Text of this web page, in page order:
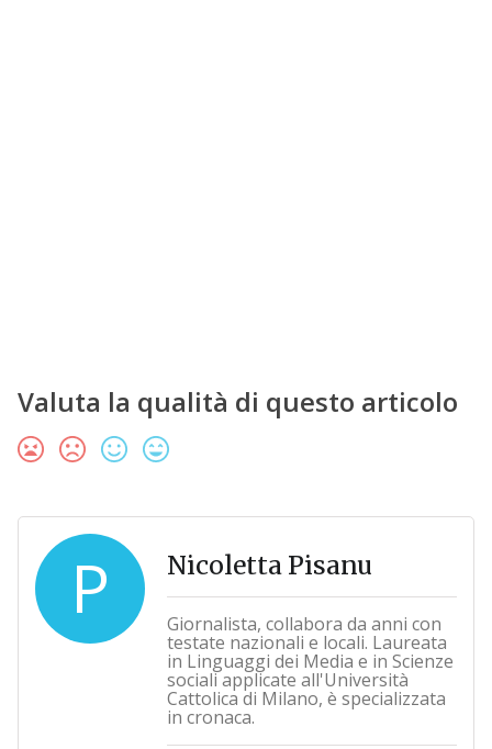
Valuta la qualità di questo articolo
P Nicoletta Pisanu
Giornalista, collabora da anni con
testate nazionali e locali. Laureata
in Linguaggi dei Media e in Scienze
sociali applicate all'Università
Cattolica di Milano, è specializzata
in cronaca.